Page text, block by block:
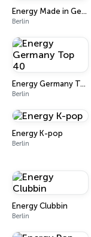
Energy Made in Germany
Berlin
Energy Germany Top 40
Berlin
Energy K-pop
Berlin
Energy Clubbin
Berlin